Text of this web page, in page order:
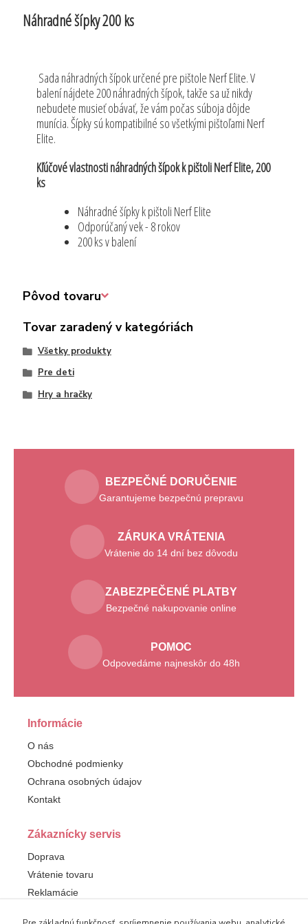
Náhradné šípky 200 ks
Sada náhradných šípok určené pre pištole Nerf Elite. V
balení nájdete 200 náhradných šípok, takže sa už nikdy
nebudete musieť obávať, že vám počas súboja dôjde
munícia. Šípky sú kompatibilné so všetkými pištoľami Nerf
Elite.
Kľúčové vlastnosti náhradných šípok k pištoli Nerf Elite, 200
ks
Náhradné šípky k pištoli Nerf Elite
Odporúčaný vek - 8 rokov
200 ks v balení
Pôvod tovaru
Tovar zaradený v kategóriách
Všetky produkty
Pre deti
Hry a hračky
BEZPEČNÉ DORUČENIE
Garantujeme bezpečnú prepravu
ZÁRUKA VRÁTENIA
Vrátenie do 14 dní bez dôvodu
ZABEZPEČENÉ PLATBY
Bezpečné nakupovanie online
POMOC
Odpovedáme najneskôr do 48h
Informácie
O nás
Obchodné podmienky
Ochrana osobných údajov
Kontakt
Zákaznícky servis
Doprava
Vrátenie tovaru
Reklamácie